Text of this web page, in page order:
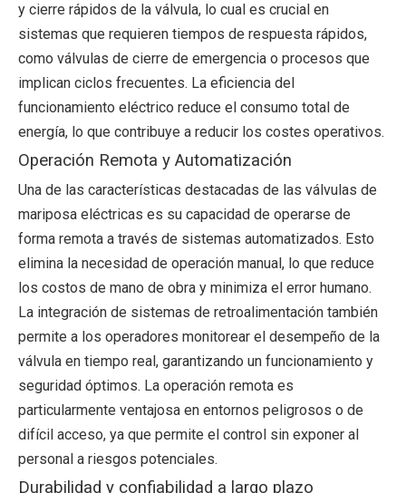
y cierre rápidos de la válvula, lo cual es crucial en
sistemas que requieren tiempos de respuesta rápidos,
como válvulas de cierre de emergencia o procesos que
implican ciclos frecuentes. La eficiencia del
funcionamiento eléctrico reduce el consumo total de
energía, lo que contribuye a reducir los costes operativos.
Operación Remota y Automatización
Una de las características destacadas de las válvulas de
mariposa eléctricas es su capacidad de operarse de
forma remota a través de sistemas automatizados. Esto
elimina la necesidad de operación manual, lo que reduce
los costos de mano de obra y minimiza el error humano.
La integración de sistemas de retroalimentación también
permite a los operadores monitorear el desempeño de la
válvula en tiempo real, garantizando un funcionamiento y
seguridad óptimos. La operación remota es
particularmente ventajosa en entornos peligrosos o de
difícil acceso, ya que permite el control sin exponer al
personal a riesgos potenciales.
Durabilidad y confiabilidad a largo plazo